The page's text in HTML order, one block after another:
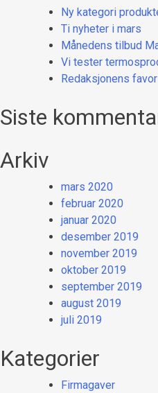
Ny kategori
Ti nyheter i mars
Månedens tilbud
Vi tester
Redaksjonens
Siste
Arkiv
mars 2020
februar 2020
januar 2020
desember 2019
november 2019
oktober 2019
september 2019
august 2019
juli 2019
Kategorier
Firmagaver